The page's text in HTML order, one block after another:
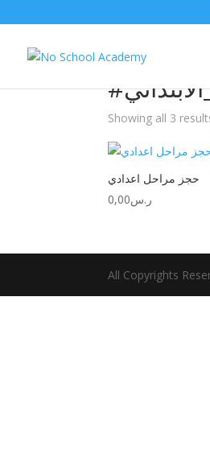
Home
Showing all 3
حجز مراحل اعدادي
ر.س0,00
All Copyrights